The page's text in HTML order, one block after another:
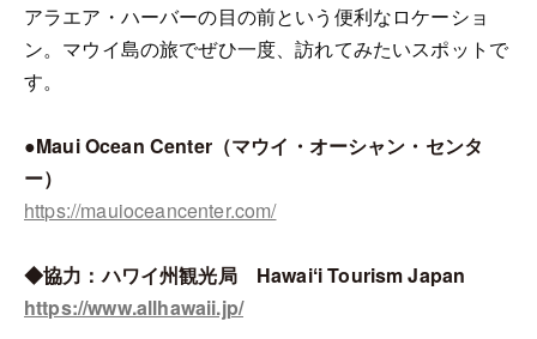
アラエア・ハーバーの目の前という便利なロケーショ
ン。マウイ島の旅でぜひ一度、訪れてみたいスポットで
す。
●Maui Ocean Center（マウイ・オーシャン・センタ
ー）
https://mauioceancenter.com/
◆協力：ハワイ州観光局 Hawaiʻi Tourism Japan
https://www.allhawaii.jp/